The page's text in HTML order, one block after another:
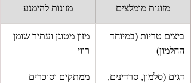
מזונות מומלצים מזונות להימנע
ביצים טריות (במיוחד
החלמון)
מזון מטוגן ועתיר שומן
רווי
דגים (סלמון, סרדינים,
ממתקים וסוכרים